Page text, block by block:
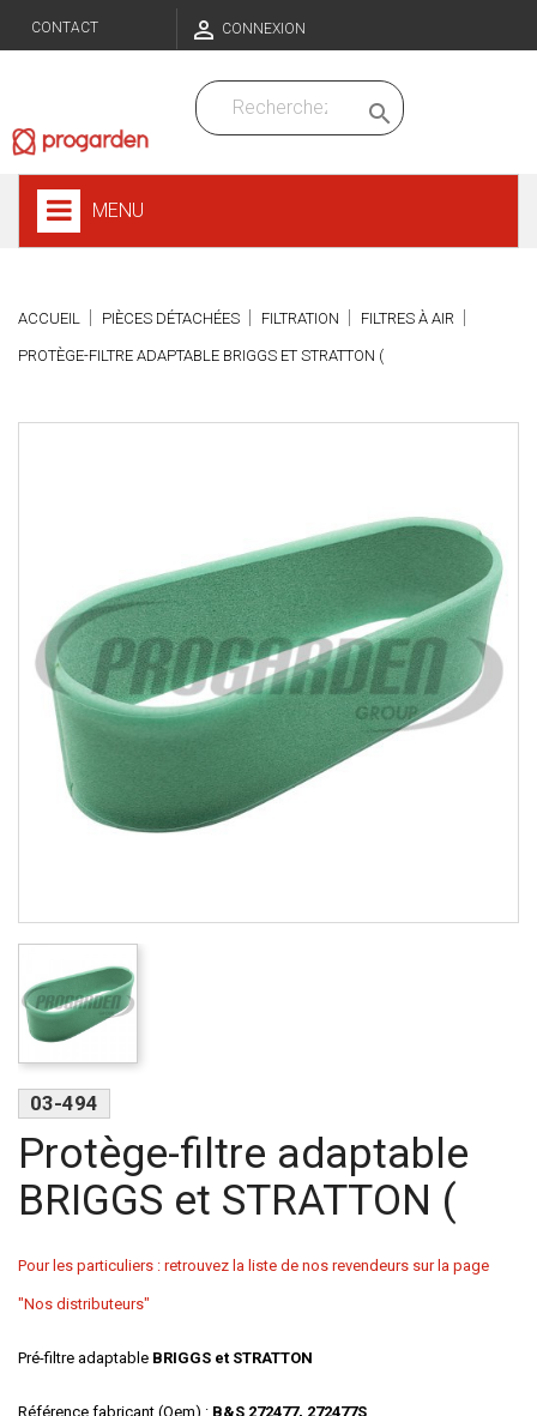
CONTACT  CONNEXION

MENU
ACCUEIL PIÈCES DÉTACHÉES FILTRATION FILTRES À AIR
PROTÈGE-FILTRE ADAPTABLE BRIGGS ET STRATTON (
03-494
Protège-filtre adaptable
BRIGGS et STRATTON (
Pour les particuliers : retrouvez la liste de nos revendeurs sur la page
"Nos distributeurs"
Pré-filtre adaptable BRIGGS et STRATTON
Référence fabricant (Oem) : B&S 272477, 272477S